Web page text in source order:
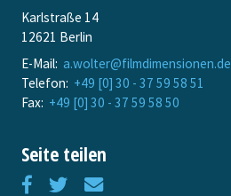
Karlstraße 14
12621 Berlin
E-Mail: a.wolter@filmdimensionen.de
Telefon: +49 [0] 30 - 37 59 58 51
Fax: +49 [0] 30 - 37 59 58 50
Seite teilen